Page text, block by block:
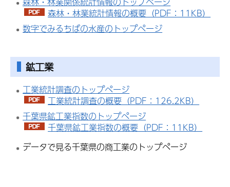
森林・林業統計情報の概要（PDF：11KB）
数字でみるちばの水産のトップページ
鉱工業
工業統計調査のトップページ
工業統計調査の概要（PDF：126.2KB）
千葉県鉱工業指数のトップページ
千葉県鉱工業指数の概要（PDF：11KB）
データで見る千葉県の商工業のトップページ